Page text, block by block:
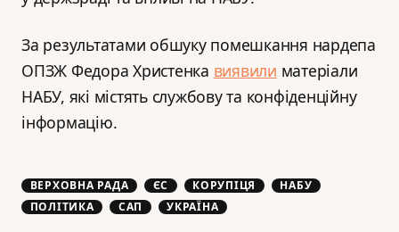
За результатами обшуку помешкання нардепа
ОПЗЖ Федора Христенка виявили матеріали
НАБУ, які містять службову та конфіденційну
інформацію.
ВЕРХОВНА РАДА ЄС КОРУПІЦЯ
НАБУ
ПОЛІТИКА
САП УКРАЇНА